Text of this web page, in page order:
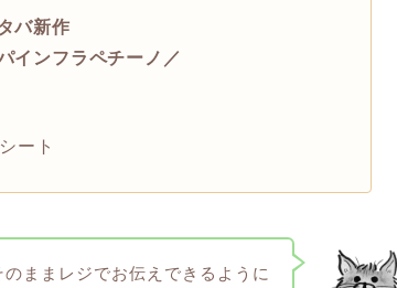
バ新作
インフラペチーノ／
ート
ままレジでお伝えできるように